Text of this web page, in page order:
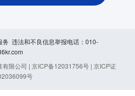
务 违法和不良信息举报电话：010-
有限公司 | 京ICP备12031756号 | 京ICP证
号